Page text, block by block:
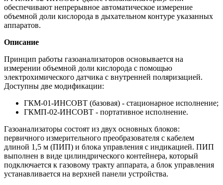
обеспечивают непрерывное автоматическое измерение
объемной доли кислорода в дыхательном контуре указанных
аппаратов.
Описание
Принцип работы газоанализаторов основывается на
измерении объемной доли кислорода с помощью
электрохимического датчика с внутренней поляризацией.
Доступны две модификации:
ГКМ-01-ИНСОВТ (базовая) - стационарное исполнение;
ГКМП-02-ИНСОВТ - портативное исполнение.
Газоанализаторы состоят из двух основных блоков:
первичного измерительного преобразователя с кабелем
длиной 1,5 м (ПИП) и блока управления с индикацией. ПИП
выполнен в виде цилиндрического контейнера, который
подключается к газовому тракту аппарата, а блок управления
устанавливается на верхней панели устройства.